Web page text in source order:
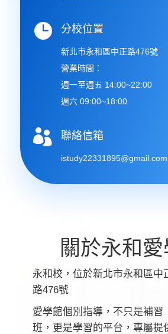
 分校位置
新北市永和區中正路476號
營業時間：
週一至週五 14:00~22:00
週六 09:00~18:00
 聯絡信箱
istudy22331895@gmail.com
關於永和
永和校，位於新北市永和區中
路476號
愛學館個別指導，不只是補習
班，更是學習的平台 ， 專屬提